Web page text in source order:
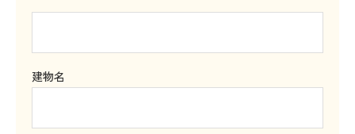
建物名